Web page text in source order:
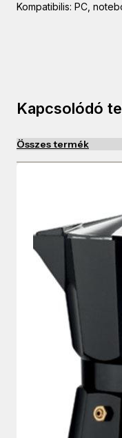
Kompatibilis: PC,
Kapcsolódó
Összes termék